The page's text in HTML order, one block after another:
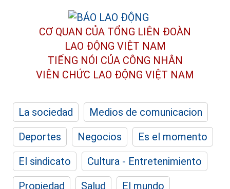
CƠ QUAN CỦA TỔNG LIÊN ĐOÀN
LAO ĐỘNG VIỆT NAM
TIẾNG NÓI CỦA CÔNG NHÂN
VIÊN CHỨC LAO ĐỘNG VIỆT NAM
La sociedad
Medios de comunicacion
Deportes
Negocios
Es el momento
El sindicato
Cultura - Entretenimiento
Propiedad
Salud
El mundo